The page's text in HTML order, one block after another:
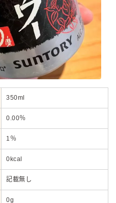
350ml
0.00％
1％
0kcal
記載無し
0g